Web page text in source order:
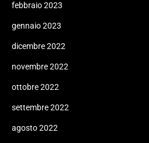
febbraio 2023
gennaio 2023
dicembre 2022
novembre 2022
ottobre 2022
settembre 2022
agosto 2022